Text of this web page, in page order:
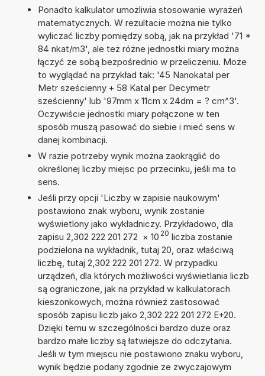
Ponadto kalkulator umożliwia stosowanie wyrażeń
matematycznych. W rezultacie można nie tylko
wyliczać liczby pomiędzy sobą, jak na przykład '71 *
84 nkat/m3', ale też różne jednostki miary można
łączyć ze sobą bezpośrednio w przeliczeniu. Może
to wyglądać na przykład tak: '45 Nanokatal per
Metr sześcienny + 58 Katal per Decymetr
sześcienny' lub '97mm x 11cm x 24dm = ? cm^3'.
Oczywiście jednostki miary połączone w ten
sposób muszą pasować do siebie i mieć sens w
danej kombinacji.
W razie potrzeby wynik można zaokrąglić do
określonej liczby miejsc po przecinku, jeśli ma to
sens.
Jeśli przy opcji 'Liczby w zapisie naukowym'
postawiono znak wyboru, wynik zostanie
wyświetlony jako wykładniczy. Przykładowo, dla
zapisu 2,302 222 201 272 × 10 20 liczba zostanie
podzielona na wykładnik, tutaj 20, oraz właściwą
liczbę, tutaj 2,302 222 201 272. W przypadku
urządzeń, dla których możliwości wyświetlania liczb
są ograniczone, jak na przykład w kalkulatorach
kieszonkowych, można również zastosować
sposób zapisu liczb jako 2,302 222 201 272 E+20.
Dzięki temu w szczególności bardzo duże oraz
bardzo małe liczby są łatwiejsze do odczytania.
Jeśli w tym miejscu nie postawiono znaku wyboru,
wynik będzie podany zgodnie ze zwyczajowym